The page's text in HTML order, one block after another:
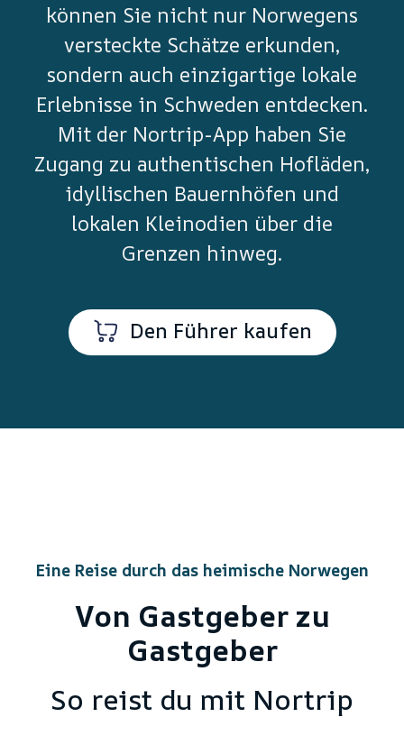
können Sie nicht nur Norwegens
versteckte Schätze erkunden,
sondern auch einzigartige lokale
Erlebnisse in Schweden entdecken.
Mit der Nortrip-App haben Sie
Zugang zu authentischen Hofläden,
idyllischen Bauernhöfen und
lokalen Kleinodien über die
Grenzen hinweg.
Den Führer kaufen
Eine Reise durch das heimische Norwegen
Von Gastgeber zu
Gastgeber
So reist du mit Nortrip